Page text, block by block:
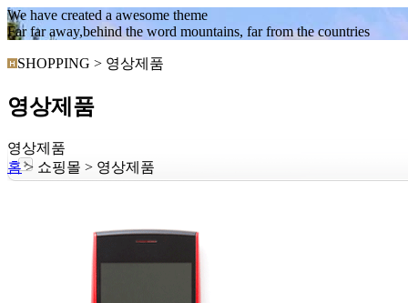
We have created a awesome theme
Far far away,behind the word mountains, far from the countries
SHOPPING > 영상제품
영상제품
영상제품
홈> 쇼핑몰 > 영상제품